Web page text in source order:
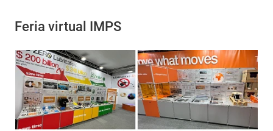
Feria virtual IMPS